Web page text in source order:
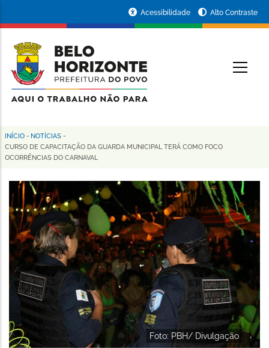
conteúdo
principal
da
Prefeitura
de
Horizonte
Acessibilidade Alto Contraste
Trilha
de
navegação
INÍCIO - NOTÍCIAS -
CURSO DE CAPACITAÇÃO DA GUARDA MUNICIPAL TERÁ COMO FOCO
OCORRÊNCIAS DO CARNAVAL
Foto: PBH/ Divulgação